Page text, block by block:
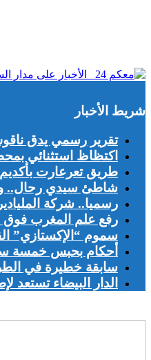
شريط الأخبار
تقرير رسمي يدق
اكتظاظ استثنائي
طريق تعرعارت
شاطئ سيدي رحال..
رسميا.. شركة
رفع علم المغرب فوق
سموم “الإكستازي” القادمة
أحكام بحبس خمسة
سابقة خطيرة في
الدار البيضاء